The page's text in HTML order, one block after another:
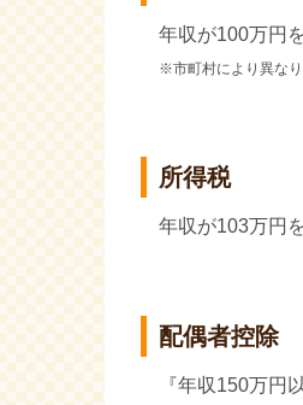
年収が100万円
※市町村により異な
所得税
年収が103万円
配偶者控除
『年収150万円